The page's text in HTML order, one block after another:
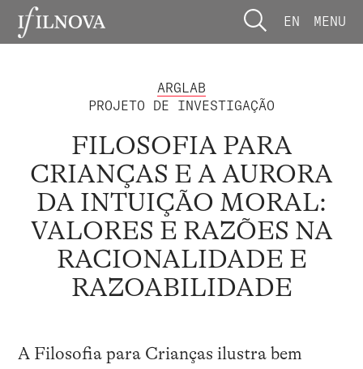
EN MENU
ARGLAB
PROJETO DE INVESTIGAÇÃO
FILOSOFIA PARA
CRIANÇAS E A AURORA
DA INTUIÇÃO MORAL:
VALORES E RAZÕES NA
RACIONALIDADE E
RAZOABILIDADE
A Filosofia para Crianças ilustra bem